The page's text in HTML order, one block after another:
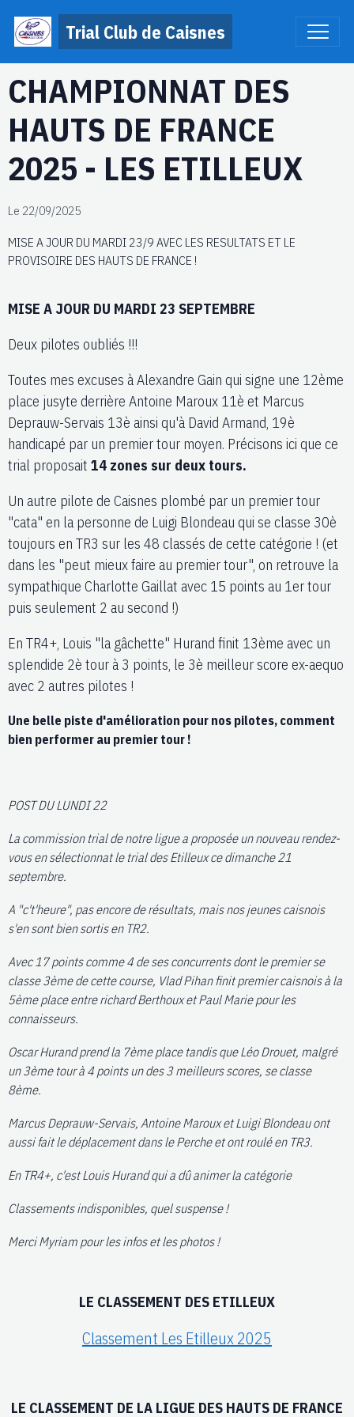
Trial Club de Caisnes
CHAMPIONNAT DES
HAUTS DE FRANCE
2025 - LES ETILLEUX
Le 22/09/2025
MISE A JOUR DU MARDI 23/9 AVEC LES RESULTATS ET LE
PROVISOIRE DES HAUTS DE FRANCE !
MISE A JOUR DU MARDI 23 SEPTEMBRE
Deux pilotes oubliés !!!
Toutes mes excuses à Alexandre Gain qui signe une 12ème
place jusyte derrière Antoine Maroux 11è et Marcus
Deprauw-Servais 13è ainsi qu'à David Armand, 19è
handicapé par un premier tour moyen. Précisons ici que ce
trial proposait 14 zones sur deux tours.
Un autre pilote de Caisnes plombé par un premier tour
"cata" en la personne de Luigi Blondeau qui se classe 30è
toujours en TR3 sur les 48 classés de cette catégorie ! (et
dans les "peut mieux faire au premier tour", on retrouve la
sympathique Charlotte Gaillat avec 15 points au 1er tour
puis seulement 2 au second !)
En TR4+, Louis "la gâchette" Hurand finit 13ème avec un
splendide 2è tour à 3 points, le 3è meilleur score ex-aequo
avec 2 autres pilotes !
Une belle piste d'amélioration pour nos pilotes, comment
bien performer au premier tour !
POST DU LUNDI 22
La commission trial de notre ligue a proposée un nouveau rendez-
vous en sélectionnat le trial des Etilleux ce dimanche 21
septembre.
A "c't'heure", pas encore de résultats, mais nos jeunes caisnois
s'en sont bien sortis en TR2.
Avec 17 points comme 4 de ses concurrents dont le premier se
classe 3ème de cette course, Vlad Pihan finit premier caisnois à la
5ème place entre richard Berthoux et Paul Marie pour les
connaisseurs.
Oscar Hurand prend la 7ème place tandis que Léo Drouet, malgré
un 3ème tour à 4 points un des 3 meilleurs scores, se classe
8ème.
Marcus Deprauw-Servais, Antoine Maroux et Luigi Blondeau ont
aussi fait le déplacement dans le Perche et ont roulé en TR3.
En TR4+, c'est Louis Hurand qui a dû animer la catégorie
Classements indisponibles, quel suspense !
Merci Myriam pour les infos et les photos !
LE CLASSEMENT DES ETILLEUX
Classement Les Etilleux 2025
LE CLASSEMENT DE LA LIGUE DES HAUTS DE FRANCE